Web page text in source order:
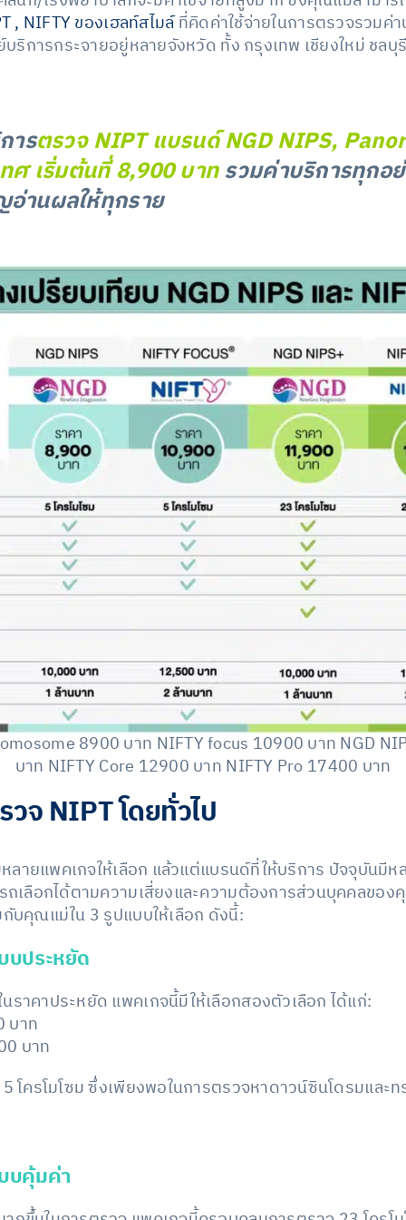
, NIFTY ของเฮลท์สไมล์ที่คิดค่าใช้จ่ายในการตรวจรวมค่
ริการกระจายอยู่หลายจังหวัด ทั้ง กรุงเทพ เชียงใหม่ ชลบุ
ารตรวจ NIPT แบรนด์ NGD NIPS,
ศ เริ่มต้นที่ 8,900 บาทรวมค่าบริการทุกอ
านผลให้ทุกราย
8900 บาท NIFTY focus 10900 บาท NGD
บาท NIFTY Core 12900 บาท NIFTY Pro 17400 บาท
จ NIPT โดยทั่วไป
ลายแพคเกจให้เลือก แล้วแต่แบรนด์ที่ให้บริการ ปัจจุบันมี
ถเลือกได้ตามความเสี่ยงและความต้องการส่วนบุคคลขอ
บคุณแม่ใน 3 รูปแบบให้เลือก ดังนี้:
บประหยัด
ราคาประหยัด แพคเกจนี้มีให้เลือกสองตัวเลือก ได้แก่:
บาท
บาท
โครโมโซม ซึ่งเพียงพอในการตรวจหาดาวน์ซินโดรมและ
บคุ้มค่า